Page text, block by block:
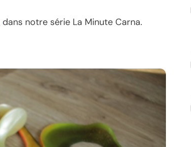
dans notre série La Minute Carna.